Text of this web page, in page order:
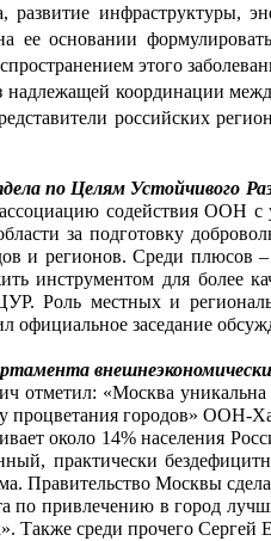
развитие
основании
этого
надлежащей координации
российских
по Целям Устойчивого
содействия
за подготовку
регионов. Среди плюсов –
инструментом для более
Роль местных и
заседание
«Москва
процветания городов»
около 14% населения
практически
Правительство Москвы
привлечению в город
среди прочего Сергей